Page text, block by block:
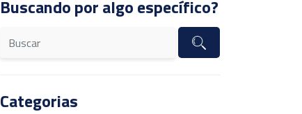
Buscando por algo específico?
Categorias